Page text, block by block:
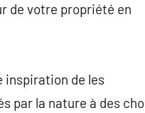
de votre propriété en
inspiration de les
par la nature à des